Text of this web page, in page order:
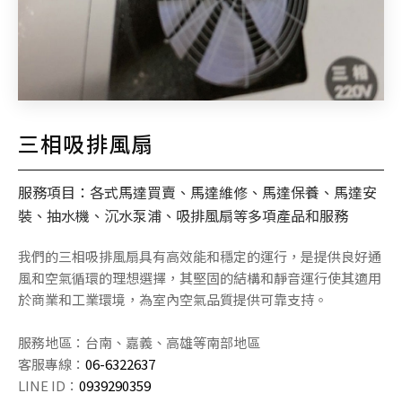
三相吸排風扇
服務項目：各式馬達買賣、馬達維修、馬達保養、馬達安
裝、抽水機、沉水泵浦、吸排風扇等多項產品和服務
我們的三相吸排風扇具有高效能和穩定的運行，是提供良好通
風和空氣循環的理想選擇，其堅固的結構和靜音運行使其適用
於商業和工業環境，為室內空氣品質提供可靠支持。
服務地區：台南、嘉義、高雄等南部地區
客服專線： 06-6322637
LINE ID： 0939290359